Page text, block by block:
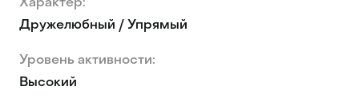
Характер:
Дружелюбный / Упрямый
Уровень активности:
Высокий